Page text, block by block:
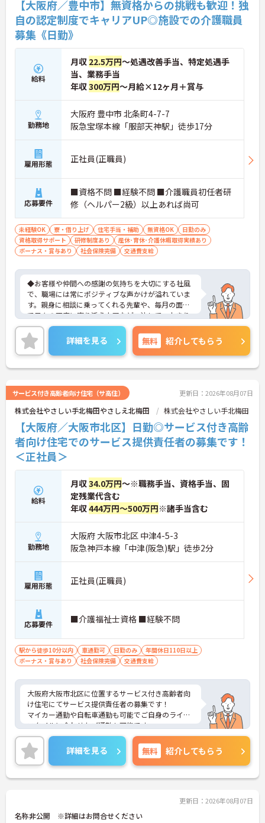
目から誰でもいくつでも提案できる「フジキャタ提
案」制度があり、毎月役員がすべての提案に目を通
します。自分の気づきが実際のサービス向上につな
がるため、やりがいを持って仕事に取り組めます。
【大阪府／豊中市】無資格からの挑戦も歓迎！独
自の認定制度でキャリアUP◎施設での介護職員
募集《日勤》
給料
月収 22.5万円～処遇改善手当、特定処遇手
当、業務手当
年収300万円～月給×12ヶ月＋賞与
勤務地
大阪府 豊中市 北条町4-7-7
阪急宝塚本線「服部天神駅」徒歩17分
雇用形態 正社員(正職員)
応募要件
■資格不問 ■経験不問 ■介護職員初任者研
修（ヘルパー2級）以上あれば尚可
未経験OK 寮・借り上げ 住宅手当・補助 無資格OK
日勤のみ
資格取得サポート
研修制度あり
産休･育休･介護休暇取得実績あり
ボーナス・賞与あり
社会保険完備 交通費支給
◆お客様や仲間への感謝の気持ちを大切にする社風
で、職場には常にポジティブな声かけが溢れていま
す。親身に相談に乗ってくれる先輩や、毎月の面談
で日々の不安に寄り添う上司など、決して一人きり
にさせないフォロー体制が万全。心理的安全性が高
く、中途入社でも自然と馴染める職場です。
◆無資格からでもプロフェッショナルを目指せる
「資格取得支援制度」を完備しています。初任者研
修から国家資格である介護福祉士まで、現場での実
けて資格取得に挑戦できます。
◆法人独自の介護技術認定制度「ケアマイスター」
により、身につけたスキルを5段階でしっかり評価
し手当で還元。さらに「目標管理シート」を用いた
月1回の上司との面談があり、一人ひとりの不安や
目標に寄り添う手厚いフォロー体制が整っていま
す。
詳細を見る 無料 紹介してもらう
サービス付き高齢者向け住宅（サ高住） 更新日：2026年08月07日
株式会社やさしい手北梅田やさしえ北梅田 株式会社やさしい手北梅田
【大阪府／大阪市北区】日勤◎サービス付き高齢
者向け住宅でのサービス提供責任者の募集です！
＜正社員＞
給料
月収34.0万円～※職務手当、資格手当、固
定残業代含む
年収444万円～500万円※諸手当含む
勤務地
大阪府 大阪市北区 中津4-5-3
阪急神戸本線「中津(阪急)駅」徒歩2分
雇用形態 正社員(正職員)
応募要件 ■介護福祉士資格 ■経験不問
駅から徒歩10分以内 車通勤可 日勤のみ
年間休日110日以上
ボーナス・賞与あり
社会保険完備 交通費支給
大阪府大阪市北区に位置するサービス付き高齢者向
け住宅にてサービス提供責任者の募集です！
マイカー通勤や自転車通勤も可能でご自身のライフ
スタイルに合わせたご通勤も可能です。
ご興味ある方には、面接対策ポイントなど、さらに
詳細をお話しいたしますのでお気軽にご相談くださ
い！
詳細を見る 無料 紹介してもらう
更新日：2026年08月07日
名称非公開 ※詳細はお問合せください